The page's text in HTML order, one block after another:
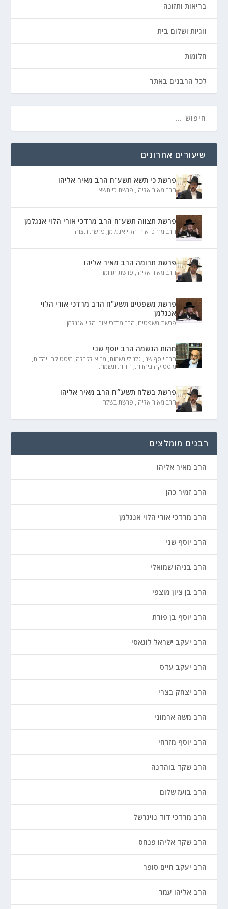
בריאות ותזונה
זוגיות ושלום בית
חלומות
לכל הרבנים באתר
שיעורים אחרונים
פרשת כי תשא תשע"ח הרב מאיר אליהו
הרב מאיר אליהו, פרשת כי תשא
פרשת תצווה תשע"ח הרב מרדכי אורי הלוי אנגלמן
הרב מרדכי אורי הלוי אנגלמן, פרשת תצוה
פרשת תרומה הרב מאיר אליהו
הרב מאיר אליהו, פרשת תרומה
פרשת משפטים תשע"ח הרב מרדכי אורי הלוי
אנגלמן
פרשת משפטים, הרב מרדכי אורי הלוי אנגלמן
מהות הנשמה הרב יוסף שני
הרב יוסף שני, גלגולי נשמות, מבוא לקבלה, מיסטיקה ויהדות,
מיסטיקה ביהדות, רוחות ונשמות
פרשת בשלח תשע״ח הרב מאיר אליהו
הרב מאיר אליהו, פרשת בשלח
רבנים מומלצים
הרב מאיר אליהו
הרב זמיר כהן
הרב מרדכי אורי הלוי אנגלמן
הרב יוסף שני
הרב בניהו שמואלי
הרב בן ציון מוצפי
הרב יוסף בן פורת
הרב יעקב ישראל לוגאסי
הרב יעקב עדס
הרב יצחק בצרי
הרב משה ארמוני
הרב יוסף מזרחי
הרב שקד בוהדנה
הרב בועז שלום
הרב מרדכי דוד נויגרשל
הרב שקד אליהו פנחס
הרב יעקב חיים סופר
הרב אליהו עמר